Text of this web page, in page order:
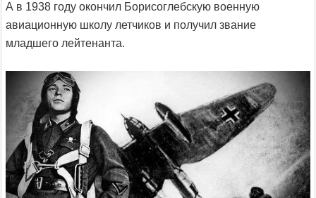
А в 1938 году окончил Борисоглебскую военную
авиационную школу летчиков и получил звание
младшего лейтенанта.